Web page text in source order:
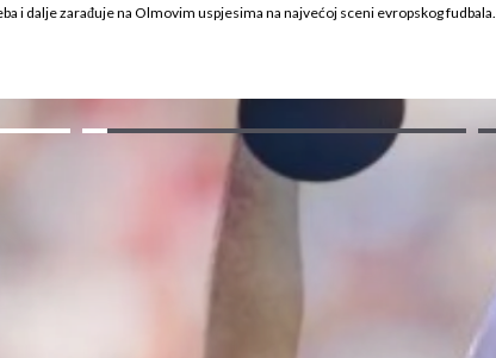
i dalje zarađuje na Olmovim uspjesima na najvećoj sceni evropskog fudbala.